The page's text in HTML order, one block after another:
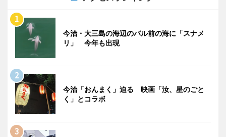
今治・大三島の海辺のバル前の海に「スナメ
リ」 今年も出現
今治「おんまく」迫る 映画「汝、星のごと
く」とコラボ